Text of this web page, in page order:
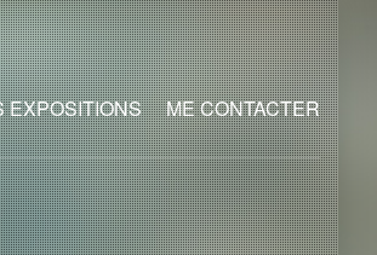
EXPOSITIONS ME CONTACTER